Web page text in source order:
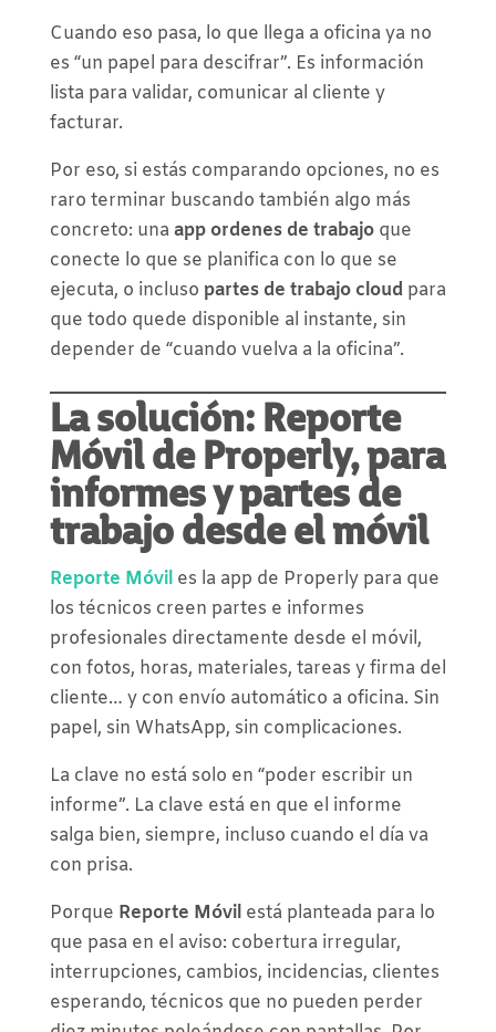
Cuando eso pasa, lo que llega a oficina ya no
es “un papel para descifrar”. Es información
lista para validar, comunicar al cliente y
facturar.
Por eso, si estás comparando opciones, no es
raro terminar buscando también algo más
concreto: una app ordenes de trabajoque
conecte lo que se planifica con lo que se
ejecuta, o incluso partes de trabajo cloudpara
que todo quede disponible al instante, sin
depender de “cuando vuelva a la oficina”.
La solución: Reporte
Móvil de Properly, para
informes y partes de
trabajo desde el móvil
Reporte Móviles la app de Properly para que
los técnicos creen partes e informes
profesionales directamente desde el móvil,
con fotos, horas, materiales, tareas y firma del
cliente… y con envío automático a oficina. Sin
papel, sin WhatsApp, sin complicaciones.
La clave no está solo en “poder escribir un
informe”. La clave está en que el informe
salga bien, siempre, incluso cuando el día va
con prisa.
Porque Reporte Móvilestá planteada para lo
que pasa en el aviso: cobertura irregular,
interrupciones, cambios, incidencias, clientes
esperando, técnicos que no pueden perder